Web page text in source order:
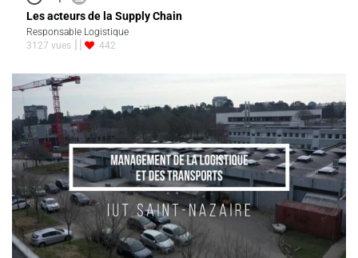
Les acteurs de la Supply Chain
Responsable Logistique
3127 vues
442